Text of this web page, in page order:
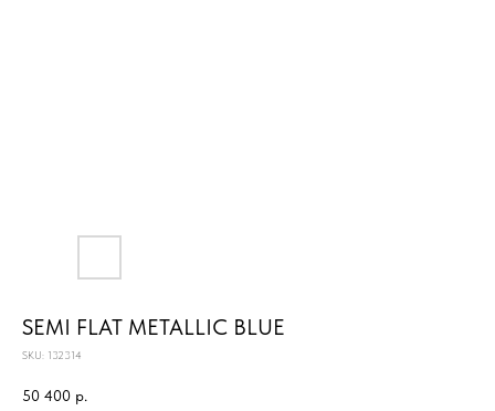
SEMI FLAT METALLIC BLUE
SKU: 132314
50 400 р.